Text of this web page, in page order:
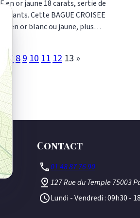
en or jaune 18 carats, sertie de
Cette BAGUE CROISEE
en or blanc ou jaune, plus
Nos références : AI1286 Cette
dans notre atelier, selon les
de la joaillerie
127, rue du Temple 75003
76 90
789101112 13 »
Contact
phone01 48 87 76 90
pin_drop 127 Rue du Temple75003
scheduleLundi - Vendredi : 09h30 -